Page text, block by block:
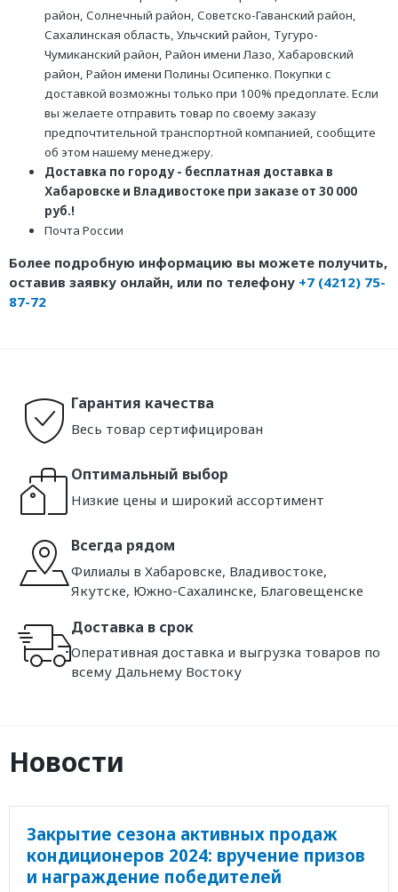
район, Солнечный район, Советско-Гаванский район,
Сахалинская область, Ульчский район, Тугуро-
Чумиканский район, Район имени Лазо, Хабаровский
район, Район имени Полины Осипенко. Покупки с
доставкой возможны только при 100% предоплате. Если
вы желаете отправить товар по своему заказу
предпочтительной транспортной компанией, сообщите
об этом нашему менеджеру.
Доставка по городу - бесплатная доставка в
Хабаровске и Владивостоке при заказе от 30 000
руб.!
Почта России
Более подробную информацию вы можете получить,
оставив заявку онлайн, или по телефону +7 (4212) 75-
87-72
Гарантия качества
Весь товар сертифицирован
Оптимальный выбор
Низкие цены и широкий ассортимент
Всегда рядом
Филиалы в Хабаровске, Владивостоке,
Якутске, Южно-Сахалинске, Благовещенске
Доставка в срок
Оперативная доставка и выгрузка товаров по
всему Дальнему Востоку
Новости
Закрытие сезона активных продаж
кондиционеров 2024: вручение призов
и награждение победителей